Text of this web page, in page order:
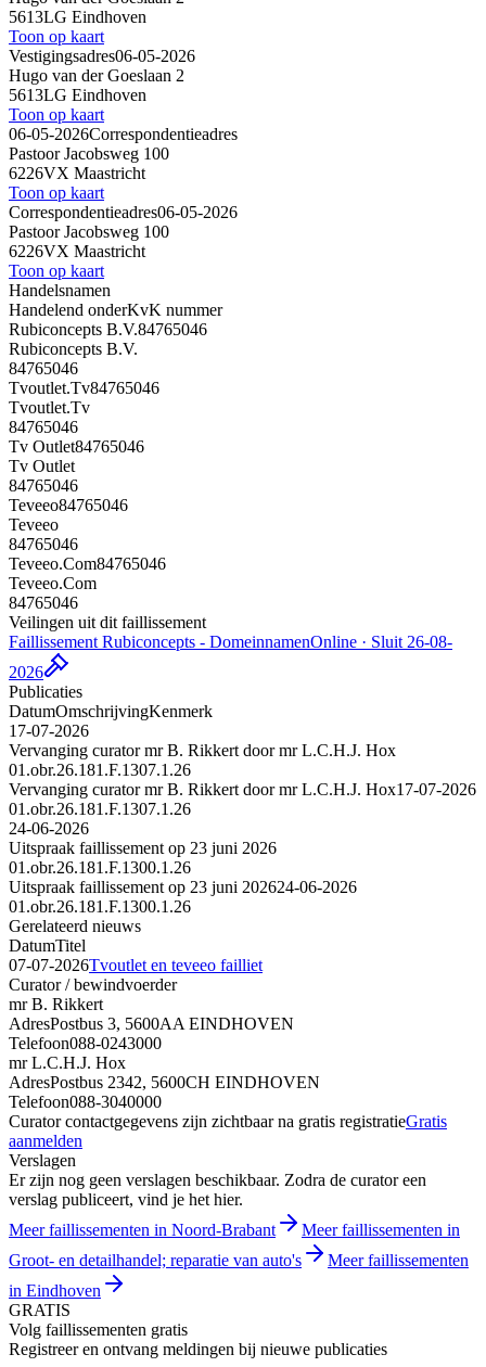
5613LG Eindhoven
Toon op kaart
Vestigingsadres06-05-2026
Hugo van der Goeslaan 2
5613LG Eindhoven
Toon op kaart
06-05-2026Correspondentieadres
Pastoor Jacobsweg 100
6226VX Maastricht
Toon op kaart
Correspondentieadres06-05-2026
Pastoor Jacobsweg 100
6226VX Maastricht
Toon op kaart
Handelsnamen
Handelend onderKvK nummer
Rubiconcepts B.V.84765046
Rubiconcepts B.V.
84765046
Tvoutlet.Tv84765046
Tvoutlet.Tv
84765046
Tv Outlet84765046
Tv Outlet
84765046
Teveeo84765046
Teveeo
84765046
Teveeo.Com84765046
Teveeo.Com
84765046
Veilingen uit dit faillissement
Faillissement Rubiconcepts - DomeinnamenOnline · Sluit 26-08-
2026
Publicaties
DatumOmschrijvingKenmerk
17-07-2026
Vervanging curator mr B. Rikkert door mr L.C.H.J. Hox
01.obr.26.181.F.1307.1.26
Vervanging curator mr B. Rikkert door mr L.C.H.J. Hox17-07-2026
01.obr.26.181.F.1307.1.26
24-06-2026
Uitspraak faillissement op 23 juni 2026
01.obr.26.181.F.1300.1.26
Uitspraak faillissement op 23 juni 202624-06-2026
01.obr.26.181.F.1300.1.26
Gerelateerd nieuws
DatumTitel
07-07-2026Tvoutlet en teveeo failliet
Curator / bewindvoerder
mr B. Rikkert
AdresPostbus 3, 5600AA EINDHOVEN
Telefoon088-0243000
mr L.C.H.J. Hox
AdresPostbus 2342, 5600CH EINDHOVEN
Telefoon088-3040000
Curator contactgegevens zijn zichtbaar na gratis registratieGratis
aanmelden
Verslagen
Er zijn nog geen verslagen beschikbaar. Zodra de curator een
verslag publiceert, vind je het hier.
Meer faillissementen in Noord-Brabant
Meer faillissementen in
Groot- en detailhandel; reparatie van auto's
Meer faillissementen
in Eindhoven
GRATIS
Volg faillissementen gratis
Registreer en ontvang meldingen bij nieuwe publicaties